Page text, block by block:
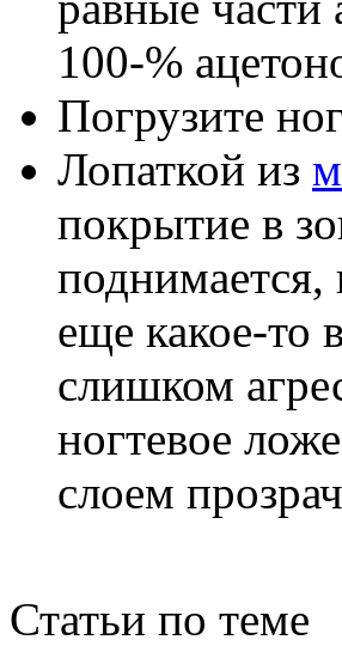
100-%
Погрузите
Лопаткой из
покрытие в
поднимается,
еще какое-то
слишком
ногтевое
слоем
Статьи по теме